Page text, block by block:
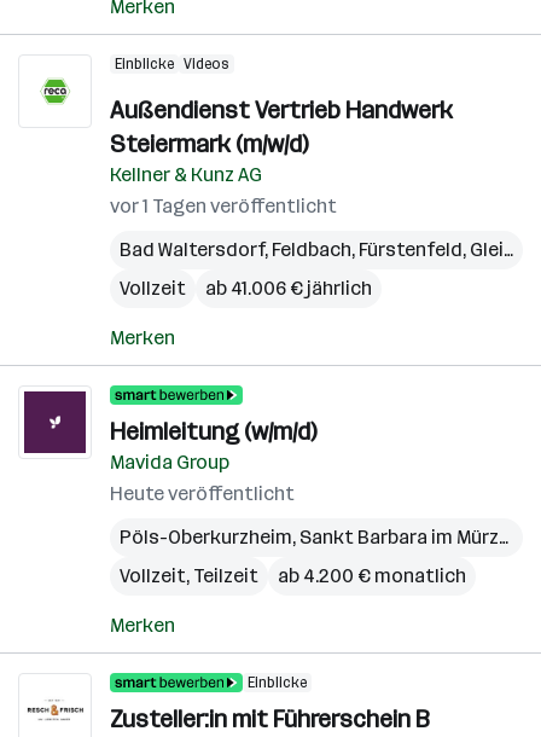
Merken
Einblicke Videos
Außendienst Vertrieb Handwerk
Steiermark (m/w/d)
Kellner & Kunz AG
vor 1 Tagen veröffentlicht
Bad Waltersdorf, Feldbach, Fürstenfeld, Gleisdorf
Vollzeit
ab 41.006 € jährlich
Merken
Heimleitung (w/m/d)
Mavida Group
Heute veröffentlicht
Pöls-Oberkurzheim, Sankt Barbara im Mürztal
Vollzeit, Teilzeit
ab 4.200 € monatlich
Merken
Einblicke
Zusteller:in mit Führerschein B